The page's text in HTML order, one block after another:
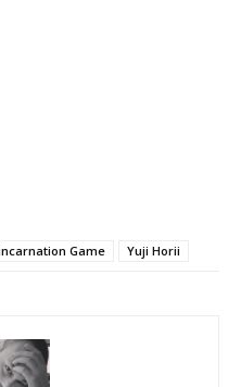
Game Yuji Horii